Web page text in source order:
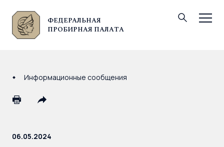
ФЕДЕРАЛЬНАЯ
ПРОБИРНАЯ ПАЛАТА
© Федеральная пробирная палата, 2026
Информационные сообщения
06.05.2024